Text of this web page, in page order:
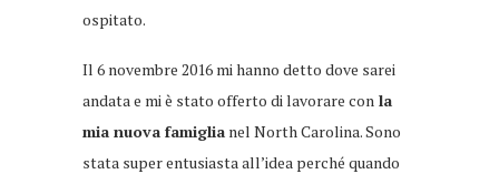
ospitato.
Il 6 novembre 2016 mi hanno detto dove sarei
andata e mi è stato offerto di lavorare con la
mia nuova famiglia nel North Carolina. Sono
stata super entusiasta all’idea perché quando